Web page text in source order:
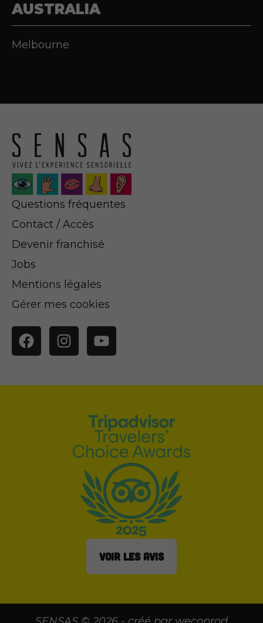
AUSTRALIA
Melbourne
Questions fréquentes
Contact / Accès
Devenir franchisé
Jobs
Mentions légales
Gérer mes cookies
FacebookInstagramYouTube
VOIR LES AVIS